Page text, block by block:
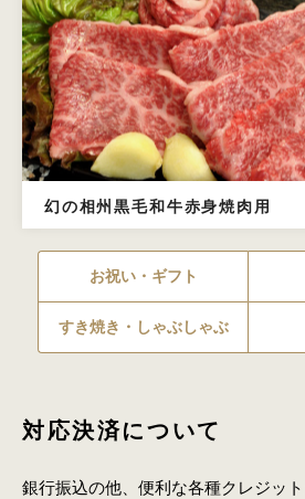
幻の相州黒毛和牛赤身焼肉用
お祝い・ギフト
すき焼き・しゃぶしゃぶ
対応決済について
銀行振込の他、便利な各種クレジッ